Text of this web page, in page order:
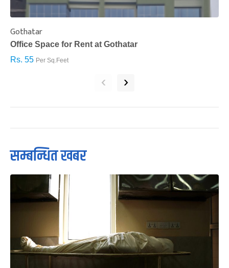
Gothatar
Office Space for Rent at Gothatar
Rs. 55 Per Sq.Feet
‹ ›
सम्बन्धित खबर